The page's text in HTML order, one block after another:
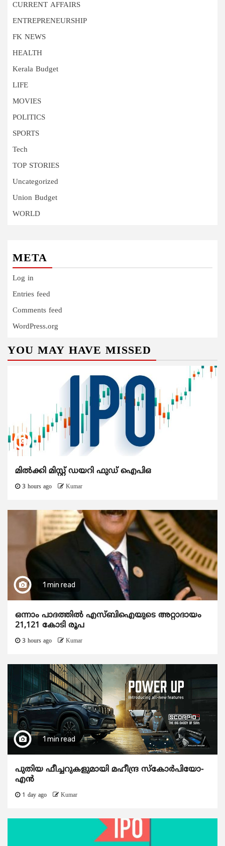
CURRENT AFFAIRS
ENTREPRENEURSHIP
FK NEWS
HEALTH
Kerala Budget
LIFE
MOVIES
POLITICS
SPORTS
Tech
TOP STORIES
Uncategorized
Union Budget
WORLD
META
Log in
Entries feed
Comments feed
WordPress.org
YOU MAY HAVE MISSED
മിൽക്കി മിസ്റ്റ് ഡയറി ഫുഡ് ഐപിഒ
3 hours ago Kumar
1 min read
ഒന്നാം പാദത്തിൽ എസ്ബിഐയുടെ അറ്റാദായം
21,121 കോടി രൂപ
3 hours ago Kumar
1 min read
പുതിയ ഫീച്ചറുകളുമായി മഹീന്ദ്ര സ്കോർപിയോ-
എൻ
1 day ago Kumar